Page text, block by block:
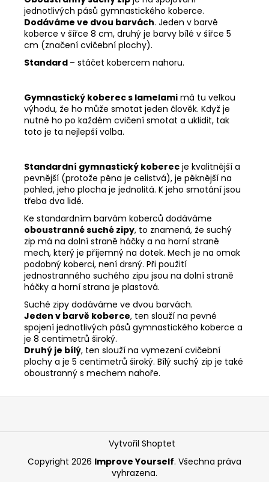
jednotlivých pásů gymnastického koberce.
Dodáváme ve dvou barvách. Jeden v barvě
koberce v šířce 8 cm, druhý je barvy bílé v šířce 5
cm (značení cvičební plochy).
Standard – stáčet kobercem nahoru.
Gymnastický koberec s lamelami má tu velkou
výhodu, že ho může smotat jeden člověk. Když je
nutné ho po každém cvičení smotat a uklidit, tak
toto je ta nejlepší volba.
Standardní gymnastický koberec je kvalitnější a
pevnější (protože pěna je celistvá), je pěknější na
pohled, jeho plocha je jednolitá. K jeho smotání jsou
třeba dva lidé.
Ke standardním barvám koberců dodáváme
oboustranné suché zipy, to znamená, že suchý
zip má na dolní straně háčky a na horní straně
mech, který je příjemný na dotek. Mech je na omak
podobný koberci, není drsný. Při použití
jednostranného suchého zipu jsou na dolní straně
háčky a horní strana je plastová.
Suché zipy dodáváme ve dvou barvách.
Jeden v barvě koberce, ten slouží na pevné
spojení jednotlivých pásů gymnastického koberce a
je 8 centimetrů široký.
Druhý je bílý, ten slouží na vymezení cvičební
plochy a je 5 centimetrů široký. Bílý suchý zip je také
oboustranný s mechem nahoře.
p
Vytvořil Shoptet
Copyright 2026 Improve Yourself. Všechna práva
vyhrazena.